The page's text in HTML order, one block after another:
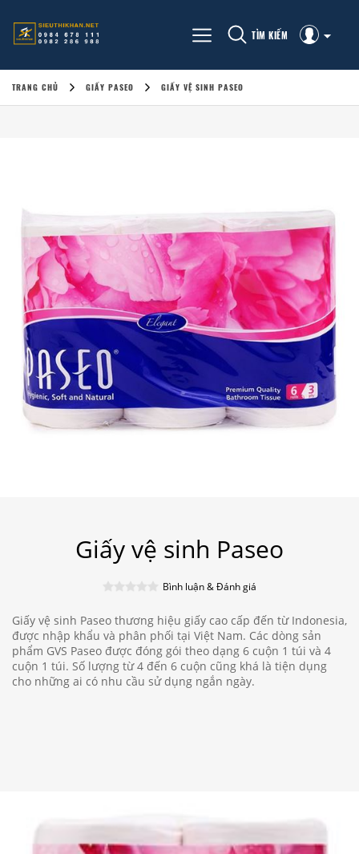
TÌM KIẾM
TRANG CHỦ GIẤY PASEO GIẤY VỆ SINH PASEO
Giấy vệ sinh Paseo
Bình luận & Đánh giá
Giấy vệ sinh Paseo thương hiệu giấy cao cấp đến từ Indonesia,
được nhập khẩu và phân phối tại Việt Nam. Các dòng sản
phẩm GVS Paseo được đóng gói theo dạng 6 cuộn 1 túi và 4
cuộn 1 túi. Số lượng từ 4 đến 6 cuộn cũng khá là tiện dụng
cho những ai có nhu cầu sử dụng ngắn ngày.